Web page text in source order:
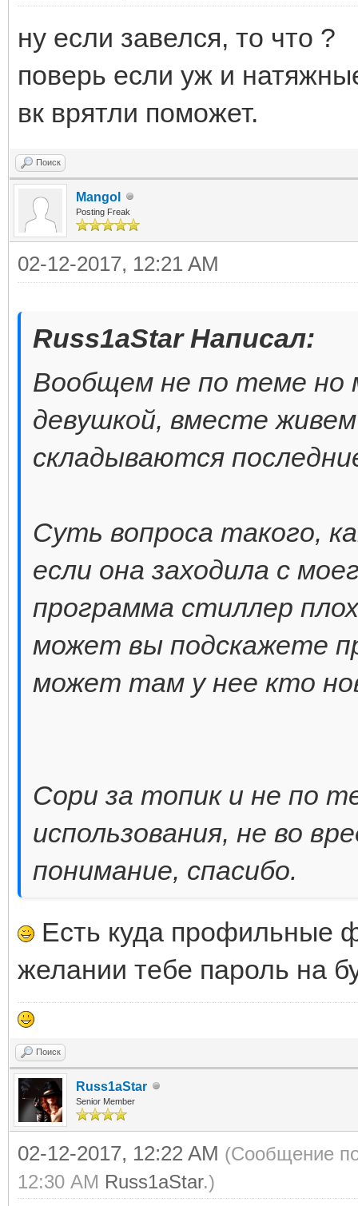
ну если завелся, то что ?
поверь если уж и
вк врятли поможет.
Поиск
Mangol
Posting Freak
02-12-2017, 12:21 AM
Russ1aStar Написал:
Вообщем не по теме но
девушкой, вместе
складываются
Суть вопроса такого,
если она заходила с
программа стиллер
может вы подскажете
может там у нее кто
Сори за топик и не по
использования, не во
понимание, спасибо.
Есть куда профильные
желании тебе пароль на
Поиск
Russ1aStar
Senior Member
02-12-2017, 12:22 AM (Сообщение
12:30 AM Russ1aStar.)